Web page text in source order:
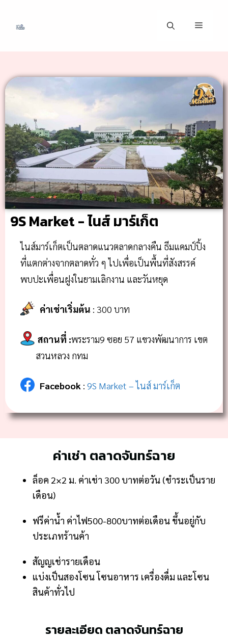
9S Market - ไนส์ มาร์เก็ต
ไนส์มาร์เก็ตเป็นตลาดแนวตลาดกลางคืน ธีมแคมป์ปิ้ง
ที่แตกต่างจากตลาดทั่ว ๆ ไปเพื่อเป็นพื้นที่สังสรรค์
พบปะเพื่อนฝูงในยามเลิกงาน และวันหยุด
ค่าเช่าเริ่มต้น : 300 บาท
สถานที่ :พระราม9 ซอย 57 แขวงพัฒนาการ เขต
สวนหลวง กทม
Facebook : 9S Market – ไนส์ มาร์เก็ต
ค่าเช่า ตลาดจันทร์ฉาย
ล็อค 2×2 ม. ค่าเช่า 300 บาทต่อวัน (ชำระเป็นราย
เดือน)
ฟรีค่าน้ำ ค่าไฟ500-800บาทต่อเดือน ขึ้นอยู่กับ
ประเภทร้านค้า
สัญญเช่ารายเดือน
แบ่งเป็นสองโซน โซนอาหาร เครื่องดื่ม และโซน
สินค้าทั่วไป
รายละเอียด ตลาดจันทร์ฉาย